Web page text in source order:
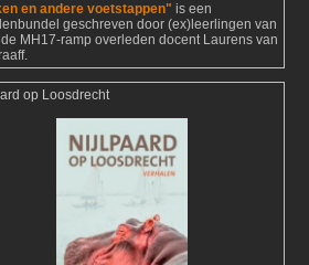
en andere voetstappen" is een
geschreven door (ex)leerlingen van
MH17-ramp overleden docent Laurens van
op Loosdrecht